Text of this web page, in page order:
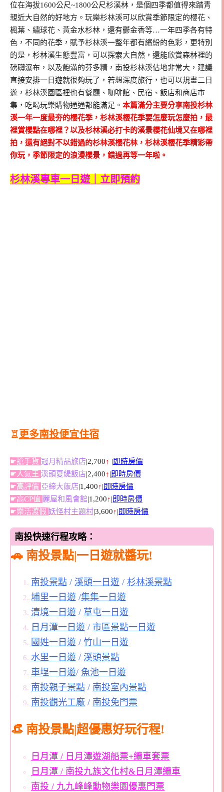
位在海拔1600公尺~1800公尺杉溪林，是個四季都值得來踏青
親近大自然的好地方。玩樂杉林溪可以欣賞季節限定的櫻花、
楓葉、繡球花、黃金水杉林，還有鬱金香等…一年四季各有特
色，不同的花季，賦予杉林溪一整年都有繽紛的色彩，更特別
的是，杉林溪生態豐富，可以探索大自然，還能欣賞森林裡的
磅礴瀑布，以及飽滿的芬多精，南投杉林溪佔地非常大，建議
直接安排一日遊就很夠玩了，若想深度旅行，也可以規畫二日
遊，杉林溪園區裡也有餐廳、咖啡館、民宿、飯店和商店市
集，吃喝玩樂購物通通都能滿足。 本篇滿分主要分享南投杉林
溪一年一度最夯的櫻花季，杉林溪櫻花季要怎麼玩怎麼拍，最
裡賞櫻點在哪裡？以及杉林溪必打卡的溪景櫻花仙境又在哪裡
拍，還有絕對不以錯過的杉林溪櫻花林，杉林溪櫻花季精彩帶
你玩，季節限定的浪漫櫻景，錯過再等一年啦。
杉林溪專車一日遊｜立即預約
♖ 更多南投便宜住宿
☛搶手貨 冠月精品旅店|2,700↑ |即時房價
☛人氣王 溪頭夏緹飯店|2,400↑|即時房價
☛高評價 亞締大飯店|1,400↑|即時房價
☛高CP值 麗屋和風會館|1,200↑|即時房價
☛樂活渡假 妖怪村主題村|3,600↑|即時房價
南投快速行程攻略：
🚗 南投景點|一日遊就醬玩!
南投景點 / 溪頭一日遊 / 杉林溪景點
埔里一日遊 /集集一日遊
清境一日遊 / 草屯一日遊
日月潭一日遊 / 市區景點一日遊
國姓一日遊 / 竹山一日遊
水里一日遊 / 溪頭景點
車埕一日遊/ 魚池一日遊
南投親子景點 / 南投室內景點
南投觀光工廠 / 南投免門票
👒 南投景點|超優惠好玩行程!
日月潭 / 日月潭遊湖船票+纜車套票
日月潭 / 南投九族文化村&日月潭纜車
南投 / 九九峰峰動物樂園優惠門票